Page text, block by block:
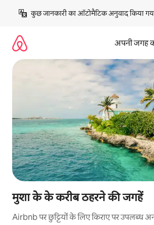
छोड़कर
कॉन्टेंट
कुछ जानकारी का ऑटोमैटिक अनुवाद किया
अपनी जगह
मुशा के के करीब ठहरने की जगहें
Airbnb पर छुट्टियों के लिए किराए पर उपलब्ध